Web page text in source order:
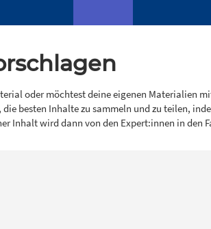
oder möchtest deine eigenen Materialien
besten Inhalte zu sammeln und zu teilen,
Inhalt wird dann von den Expert:innen in den